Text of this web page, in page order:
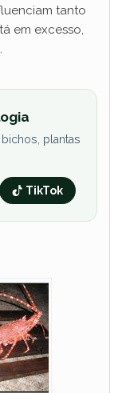
tanto
em excesso,
plantas
TikTok